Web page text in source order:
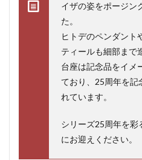
イザの姿をポージン
た。
ヒトデのペンダント
ティールも細部まで
台座は記念品をイメ
ており、25周年を記
れています。
シリーズ25周年を彩
にお迎えください。